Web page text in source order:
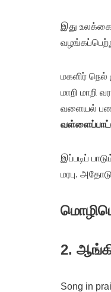
இது
மகளிர்
மாறி மாறி
வளையல்
இப்படிப்
மரபு.
2.
Song in